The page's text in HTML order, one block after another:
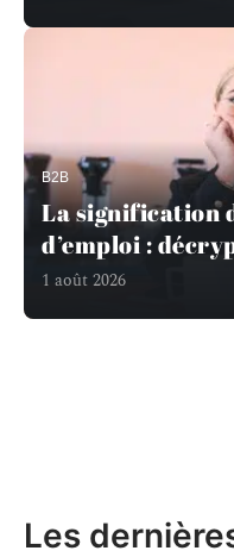
B2B
La signification
d’emploi :
1 août 2026
Les